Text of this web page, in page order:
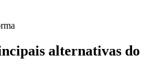
alternativas do